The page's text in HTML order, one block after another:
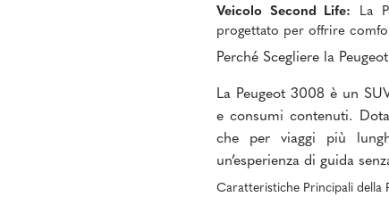
Veicolo Second Life: La
progettato per offrire
Perché Scegliere la
La Peugeot 3008 è un
e consumi contenuti.
che per viaggi più
un’esperienza di guida
Caratteristiche Principali della